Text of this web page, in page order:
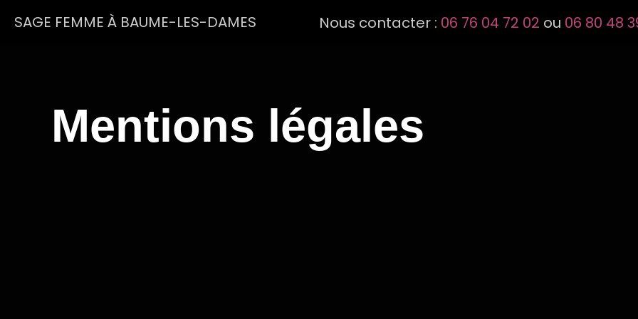
SAGE FEMME À BAUME-LES-DAMES Nous contacter : 06 76 04 72 02 ou 06 80 48
Mentions légales